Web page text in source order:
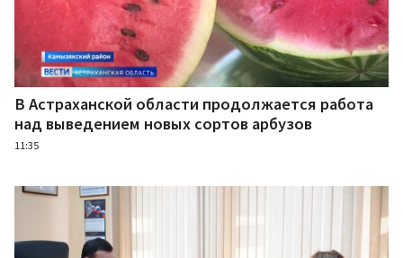
В Астраханской области продолжается работа
над выведением новых сортов арбузов
11:35